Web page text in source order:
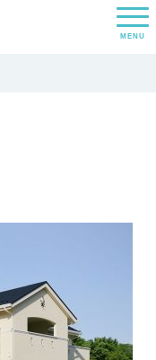
MENU